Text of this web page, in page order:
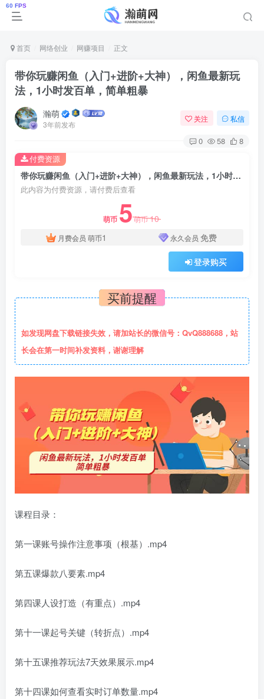
首页 网络创业 网赚项目 正文
带你玩赚闲鱼（入门+进阶+大神），闲鱼最新玩
法，1小时发百单，简单粗暴
瀚萌
3年前发布
关注 私信
0 58 8
带你玩赚闲鱼（入门+进阶+大神），闲鱼最新玩法，1小时发百单，简单粗暴
此内容为付费资源，请付费后查看
萌币 5萌币10
月费会员 萌币1 永久会员 免费
登录购买
付费资源
买前提醒
如发现网盘下载链接失效，请加站长的微信号：QvQ888688，站
长会在第一时间补发资料，谢谢理解
课程目录：
第一课账号操作注意事项（根基）.mp4
第五课爆款八要素.mp4
第四课人设打造（有重点）.mp4
第十一课起号关键（转折点）.mp4
第十五课推荐玩法7天效果展示.mp4
第十四课如何查看实时订单数量.mp4